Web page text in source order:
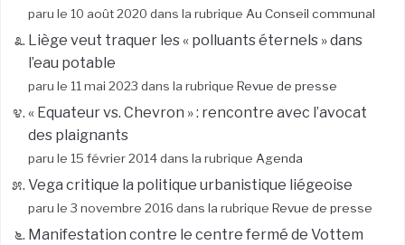
paru le 10 août 2020 dans la rubrique Au Conseil communal
Liège veut traquer les « polluants éternels » dans
l’eau potable
paru le 11 mai 2023 dans la rubrique Revue de presse
« Equateur vs. Chevron » : rencontre avec l’avocat
des plaignants
paru le 15 février 2014 dans la rubrique Agenda
Vega critique la politique urbanistique liégeoise
paru le 3 novembre 2016 dans la rubrique Revue de presse
Manifestation contre le centre fermé de Vottem